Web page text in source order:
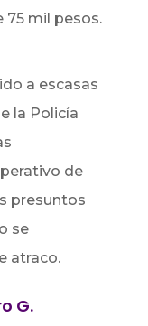
75 mil pesos.
a escasas
la Policía
de
presuntos
se
atraco.
G.